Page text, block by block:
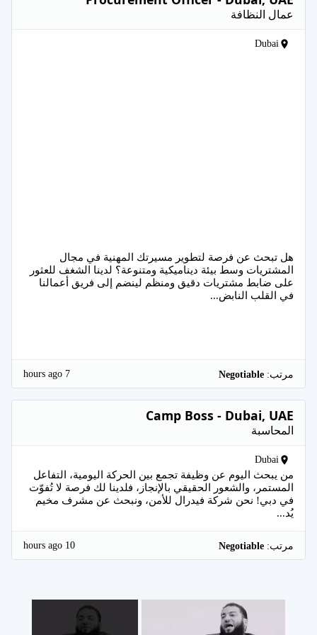
عمال النظافة
Dubai
هل تبحث عن فرصة لتطوير مسيرتك المهنية في مجال
المشتريات وسط بيئة ديناميكية ومتنوعة؟ لدينا الشغف للعثور
على ضابط مشتريات دقيق ومنظم لينضم إلى فريق أعمالنا
في القلب النابض...
مرتب: 7 hours ago
Camp Boss - Dubai, UAE
المحاسبة
Dubai
من يبحث اليوم عن وظيفة تجمع بين الحركة اليومية، التفاعل
المستمر، والشعور الحقيقي بالإنجاز، فلدينا لك فرصة لا تُفوّت
في دبي! نحن شركة فيدرال للأمن، ونبحث عن مشرف مخيم
يُد...
مرتب: 10 hours ago